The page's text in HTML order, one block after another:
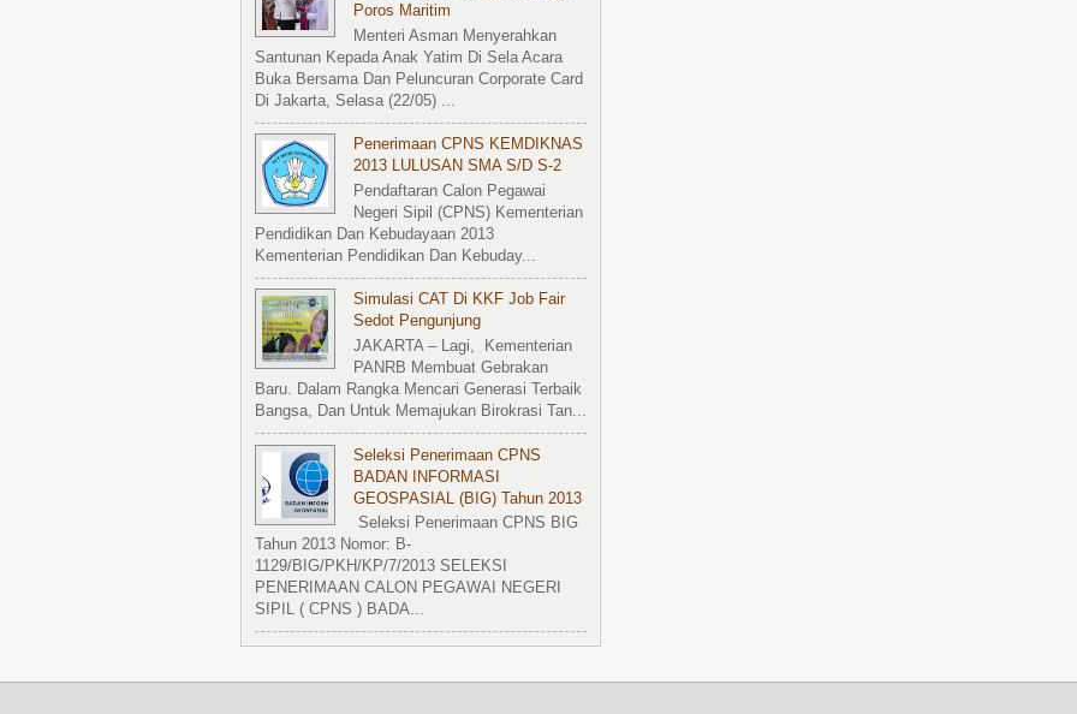
Poros Maritim
Menteri Asman Menyerahkan
Santunan Kepada Anak Yatim Di Sela Acara
Buka Bersama Dan Peluncuran Corporate Card
Di Jakarta, Selasa (22/05) ...
Penerimaan CPNS KEMDIKNAS
2013 LULUSAN SMA S/d S-2
Pendaftaran Calon Pegawai
Negeri Sipil (CPNS) Kementerian
Pendidikan Dan Kebudayaan 2013
Kementerian Pendidikan Dan Kebuday...
Simulasi CAT Di KKF Job Fair
Sedot Pengunjung
JAKARTA – Lagi, Kementerian
PANRB Membuat Gebrakan
Baru. Dalam Rangka Mencari Generasi Terbaik
Bangsa, Dan Untuk Memajukan Birokrasi Tan...
Seleksi Penerimaan CPNS
BADAN INFORMASI
GEOSPASIAL (BIG) Tahun 2013
Seleksi Penerimaan CPNS BIG
Tahun 2013 Nomor: B-
1129/BIG/PKH/KP/7/2013 SELEKSI
PENERIMAAN CALON PEGAWAI NEGERI
SIPIL ( CPNS ) BADA...